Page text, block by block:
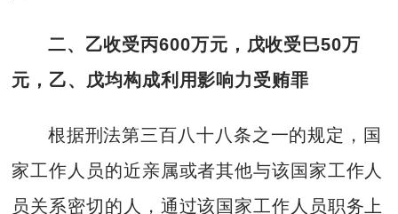
二、乙收受丙600万元，戊收受巳50万
元，乙、戊均构成利用影响力受贿罪
根据刑法第三百八十八条之一的规定，国
家工作人员的近亲属或者其他与该国家工作人
员关系密切的人，通过该国家工作人员职务上